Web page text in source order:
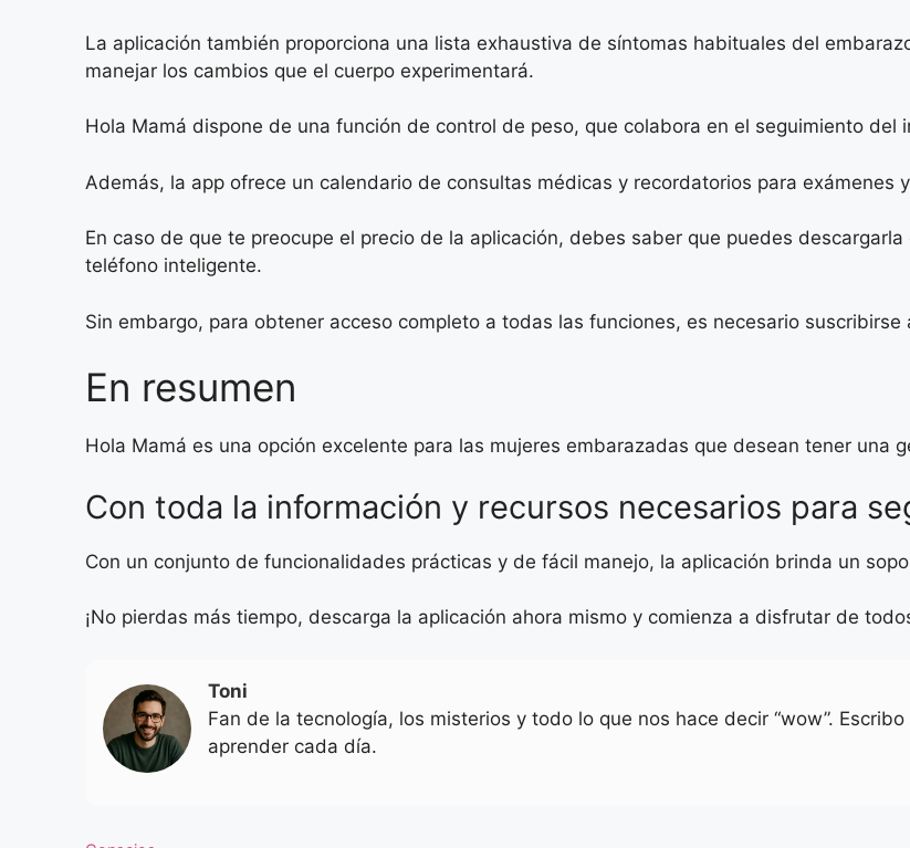
La aplicación también proporciona una lista exhaustiva de síntomas habituales del
manejar los cambios que el cuerpo experimentará.
Hola Mamá dispone de una función de control de peso, que colabora en el seguimiento
Además, la app ofrece un calendario de consultas médicas y recordatorios para exámenes
En caso de que te preocupe el precio de la aplicación, debes saber que puedes
teléfono inteligente.
Sin embargo, para obtener acceso completo a todas las funciones, es necesario
En resumen
Hola Mamá es una opción excelente para las mujeres embarazadas que desean tener una
Con toda la información y recursos necesarios para
Con un conjunto de funcionalidades prácticas y de fácil manejo, la aplicación brinda un
¡No pierdas más tiempo, descarga la aplicación ahora mismo y comienza a disfrutar de
Toni
Fan de la tecnología, los misterios y todo lo que nos hace decir “wow”.
aprender cada día.